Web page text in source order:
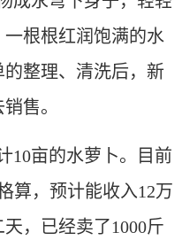
根根红润饱满的水
整理、清洗后，新
售。
亩的水萝卜。目前
算，预计能收入12万
，已经卖了1000斤